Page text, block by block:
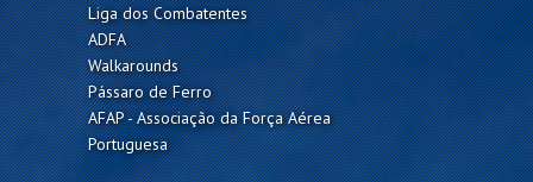
Liga dos Combatentes
ADFA
Walkarounds
Pássaro de Ferro
AFAP - Associação da Força Aérea
Portuguesa